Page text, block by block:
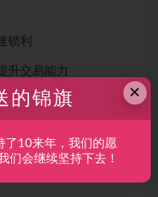
锁利
升交易能力
×
的锦旗
了10来年，我们的愿
们会继续坚持下去！